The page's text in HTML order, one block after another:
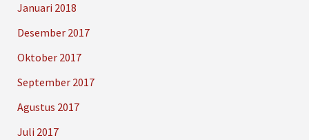
Januari 2018
Desember 2017
Oktober 2017
September 2017
Agustus 2017
Juli 2017